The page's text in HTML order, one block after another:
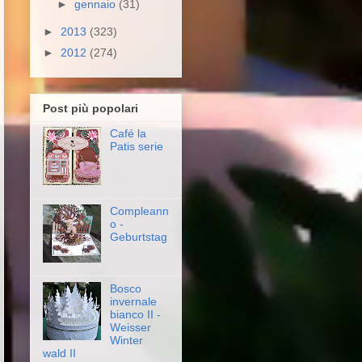
► gennaio (31)
► 2013 (323)
► 2012 (274)
Post più popolari
Café la
Patis serie
Compleann
o -
Geburtstag
Bosco
invernale
bianco II -
Weisser
Winter
wald II